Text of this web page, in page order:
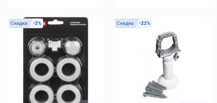
Скидка -2% Скидка -22%